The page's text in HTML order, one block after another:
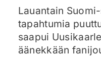
Lauantain
tapahtumia
saapui
äänekkään